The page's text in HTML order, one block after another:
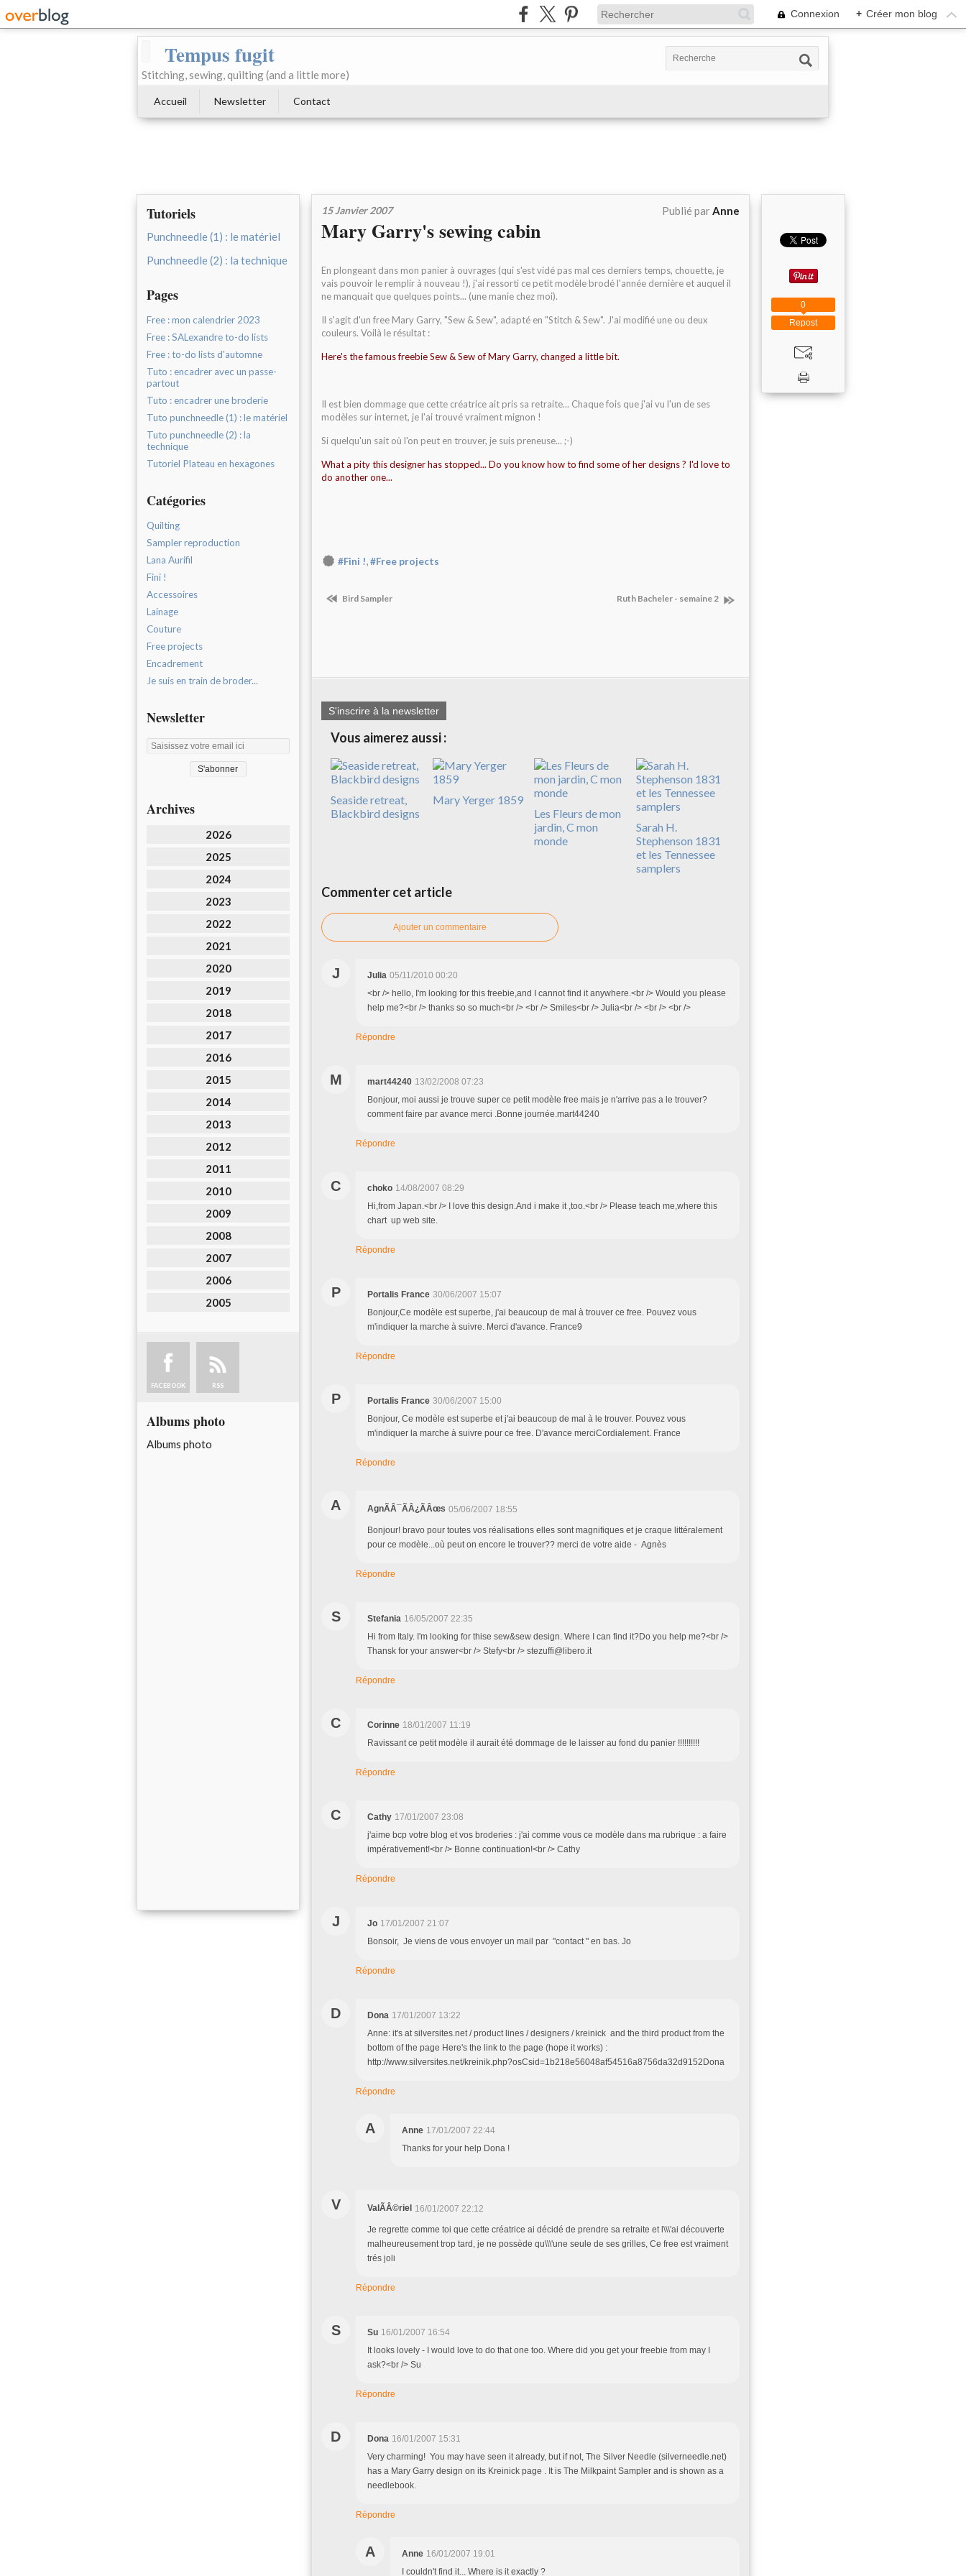
Connexion + Créer mon blog
Tempus fugit
Stitching, sewing, quilting (and a little more)
Accueil Newsletter Contact
Tutoriels
Punchneedle (1) : le matériel
Punchneedle (2) : la technique
Pages
Free : mon calendrier 2023
Free : SALexandre to-do lists
Free : to-do lists d'automne
Tuto : encadrer avec un passe-
partout
Tuto : encadrer une broderie
Tuto punchneedle (1) : le matériel
Tuto punchneedle (2) : la
technique
Tutoriel Plateau en hexagones
Catégories
Quilting
Sampler reproduction
Lana Aurifil
Fini !
Accessoires
Lainage
Couture
Free projects
Encadrement
Je suis en train de broder...
Newsletter
Archives
2026
2025
2024
2023
2022
2021
2020
2019
2018
2017
2016
2015
2014
2013
2012
2011
2010
2009
2008
2007
2006
2005
FACEBOOK RSS
Albums photo
Albums photo
15 Janvier 2007 Publié parAnne
Mary Garry's sewing cabin
En plongeant dans mon panier à ouvrages (qui s'est vidé pas mal ces derniers temps, chouette, je
vais pouvoir le remplir à nouveau !), j'ai ressorti ce petit modèle brodé l'année dernière et auquel il
ne manquait que quelques points... (une manie chez moi).
Il s'agit d'un free Mary Garry, "Sew & Sew", adapté en "Stitch & Sew". J'ai modifié une ou deux
couleurs. Voilà le résultat :
Here's the famous freebie Sew & Sew of Mary Garry, changed a little bit.
Il est bien dommage que cette créatrice ait pris sa retraite... Chaque fois que j'ai vu l'un de ses
modèles sur internet, je l'ai trouvé vraiment mignon !
Si quelqu'un sait où l'on peut en trouver, je suis preneuse... ;-)
What a pity this designer has stopped... Do you know how to find some of her designs ? I'd love to
do another one...
#Fini !,#Free projects
Bird Sampler Ruth Bacheler - semaine 2
S'inscrire à la newsletter
Vous aimerez aussi :
Seaside retreat,
Blackbird designs
Mary Yerger 1859
Les Fleurs de mon
jardin, C mon
monde
Sarah H.
Stephenson 1831
et les Tennessee
samplers
Commenter cet article
Ajouter un commentaire
J Julia 05/11/2010 00:20
<br /> hello, I'm looking for this freebie,and I cannot find it anywhere.<br /> Would you please
help me?<br /> thanks so so much<br /> <br /> Smiles<br /> Julia<br /> <br /> <br />
Répondre
M mart44240 13/02/2008 07:23
Bonjour, moi aussi je trouve super ce petit modèle free mais je n'arrive pas a le trouver?
comment faire par avance merci .Bonne journée.mart44240
Répondre
C choko 14/08/2007 08:29
Hi,from Japan.<br /> I love this design.And i make it ,too.<br /> Please teach me,where this
chart up web site.
Répondre
P Portalis France 30/06/2007 15:07
Bonjour,Ce modèle est superbe, j'ai beaucoup de mal à trouver ce free. Pouvez vous
m'indiquer la marche à suivre. Merci d'avance. France9
Répondre
P Portalis France 30/06/2007 15:00
Bonjour, Ce modèle est superbe et j'ai beaucoup de mal à le trouver. Pouvez vous
m'indiquer la marche à suivre pour ce free. D'avance merciCordialement. France
Répondre
A AgnÃÂ¯ÃÂ¿ÃÂœs 05/06/2007 18:55
Bonjour! bravo pour toutes vos réalisations elles sont magnifiques et je craque littéralement
pour ce modèle...où peut on encore le trouver?? merci de votre aide - Agnès
Répondre
S Stefania 16/05/2007 22:35
Hi from Italy. I'm looking for thise sew&sew design. Where I can find it?Do you help me?<br />
Thansk for your answer<br /> Stefy<br /> stezuffi@libero.it
Répondre
C Corinne 18/01/2007 11:19
Ravissant ce petit modèle il aurait été dommage de le laisser au fond du panier !!!!!!!!!!
Répondre
C Cathy 17/01/2007 23:08
j'aime bcp votre blog et vos broderies : j'ai comme vous ce modèle dans ma rubrique : a faire
impérativement!<br /> Bonne continuation!<br /> Cathy
Répondre
J Jo 17/01/2007 21:07
Bonsoir, Je viens de vous envoyer un mail par "contact " en bas. Jo
Répondre
D Dona 17/01/2007 13:22
Anne: it's at silversites.net / product lines / designers / kreinick and the third product from the
bottom of the page Here's the link to the page (hope it works) :
http://www.silversites.net/kreinik.php?osCsid=1b218e56048af54516a8756da32d9152Dona
Répondre
A Anne 17/01/2007 22:44
Thanks for your help Dona !
V ValÃÂ©riel 16/01/2007 22:12
Je regrette comme toi que cette créatrice ai décidé de prendre sa retraite et l\\\'ai découverte
malheureusement trop tard, je ne possède qu\\\'une seule de ses grilles, Ce free est vraiment
trés joli
Répondre
S Su 16/01/2007 16:54
It looks lovely - I would love to do that one too. Where did you get your freebie from may I
ask?<br /> Su
Répondre
D Dona 16/01/2007 15:31
Very charming! You may have seen it already, but if not, The Silver Needle (silverneedle.net)
has a Mary Garry design on its Kreinick page . It is The Milkpaint Sampler and is shown as a
needlebook.
Répondre
A Anne 16/01/2007 19:01
I couldn't find it... Where is it exactly ?
Repost
0